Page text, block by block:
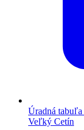
Úradná tabuľa
Veľký Cetín